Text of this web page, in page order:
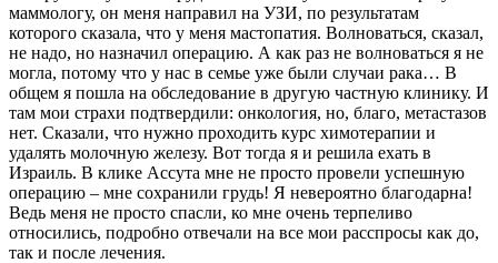
маммологу, он меня направил на УЗИ, по результатам
которого сказала, что у меня мастопатия. Волноваться, сказал,
не надо, но назначил операцию. А как раз не волноваться я не
могла, потому что у нас в семье уже были случаи рака… В
общем я пошла на обследование в другую частную клинику. И
там мои страхи подтвердили: онкология, но, благо, метастазов
нет. Сказали, что нужно проходить курс химотерапии и
удалять молочную железу. Вот тогда я и решила ехать в
Израиль. В клике Ассута мне не просто провели успешную
операцию – мне сохранили грудь! Я невероятно благодарна!
Ведь меня не просто спасли, ко мне очень терпеливо
относились, подробно отвечали на все мои расспросы как до,
так и после лечения.